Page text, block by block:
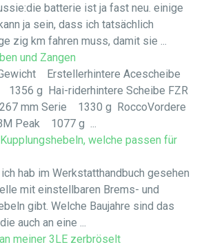
batterie ist ja fast neu. einige
ja sein, dass ich tatsächlich
zig km fahren muss, damit sie ...
und Zangen
Erstellerhintere Acescheibe
g Hai-riderhintere Scheibe FZR
267 mm Serie 1330 g RoccoVordere
Peak 1077 g ...
welche passen für
hab im Werkstatthandbuch gesehen
mit einstellbaren Brems- und
gibt. Welche Baujahre sind das
auch an eine ...
meiner 3LE zerbröselt